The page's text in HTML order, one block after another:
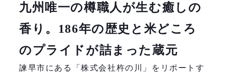
九州唯一の樽職人が生む癒しの
香り。186年の歴史と米どころ
のプライドが詰まった蔵元
諫早市にある「株式会社杵の川」をリポートす